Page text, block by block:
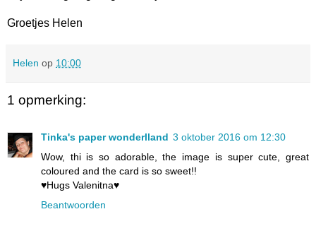
Groetjes Helen
Helen op 10:00
1 opmerking:
Tinka's paper wonderlland 3 oktober 2016 om 12:30
Wow, thi is so adorable, the image is super cute, great
coloured and the card is so sweet!!
♥Hugs Valenitna♥
Beantwoorden